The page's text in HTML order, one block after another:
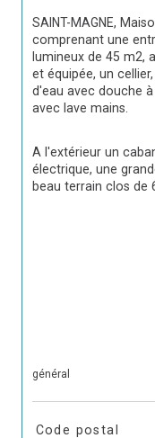
SAINT-MAGNE,
comprenant une
lumineux de 45 m2,
et équipée, un
d'eau avec douche
avec lave mains.
A l'extérieur un
électrique, une
beau terrain clos de
général
Code postal